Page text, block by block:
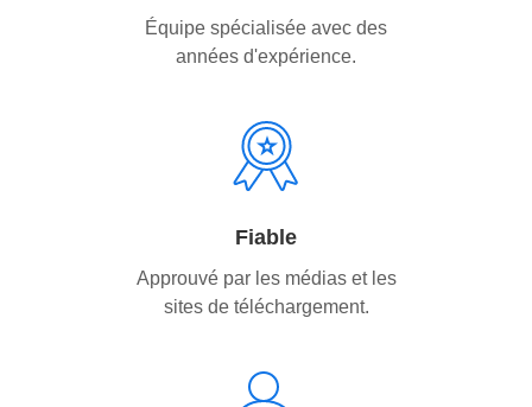
Équipe spécialisée avec des
années d'expérience.
Fiable
Approuvé par les médias et les
sites de téléchargement.